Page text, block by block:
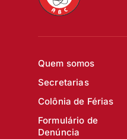
Quem somos
Secretarias
Colônia de Férias
Formulário de
Denúncia